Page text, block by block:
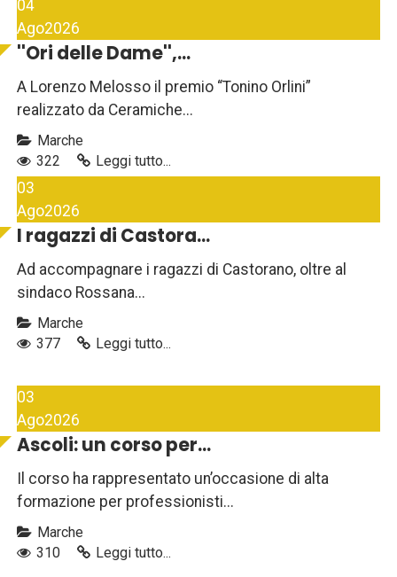
04
Ago2026
''Ori delle Dame'',...
A Lorenzo Melosso il premio “Tonino Orlini”
realizzato da Ceramiche...
Marche
322
Leggi tutto...
03
Ago2026
I ragazzi di Castora...
Ad accompagnare i ragazzi di Castorano, oltre al
sindaco Rossana...
Marche
377
Leggi tutto...
03
Ago2026
Ascoli: un corso per...
Il corso ha rappresentato un’occasione di alta
formazione per professionisti...
Marche
310
Leggi tutto...